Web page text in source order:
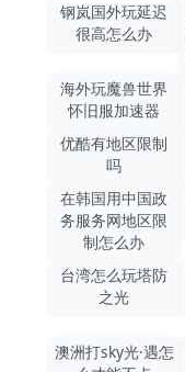
钢岚国外玩延迟
很高怎么办
海外玩魔兽世界
怀旧服加速器
优酷有地区限制
吗
在韩国用中国政
务服务网地区限
制怎么办
台湾怎么玩塔防
之光
澳洲打sky光·遇怎